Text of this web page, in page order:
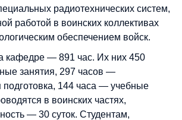
радиотехнических систем,
работой в воинских коллективах
обеспечением войск.
кафедре — 891 час. Их них 450
занятия, 297 часов —
подготовка, 144 часа — учебные
в воинских частях,
— 30 суток. Студентам,